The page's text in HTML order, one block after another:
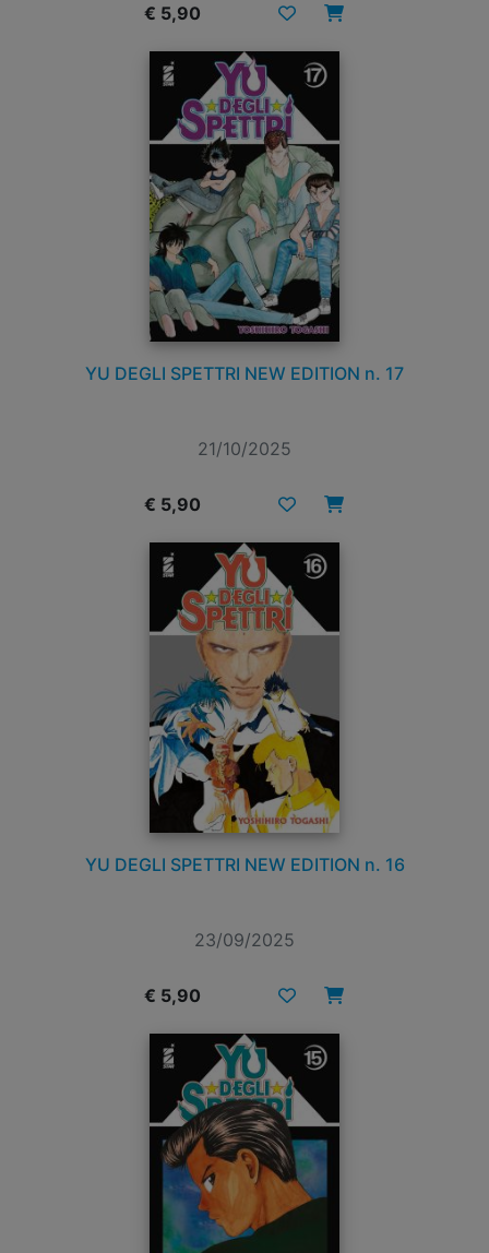
€ 5,90
YU DEGLI SPETTRI NEW EDITION n. 17
21/10/2025
€ 5,90
YU DEGLI SPETTRI NEW EDITION n. 16
23/09/2025
€ 5,90